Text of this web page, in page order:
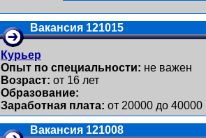
Вакансия 121015
Курьер
Опыт по специальности: не важен
Возраст: от 16 лет
Образование:
Заработная плата: от 20000 до 40000
Вакансия 121008